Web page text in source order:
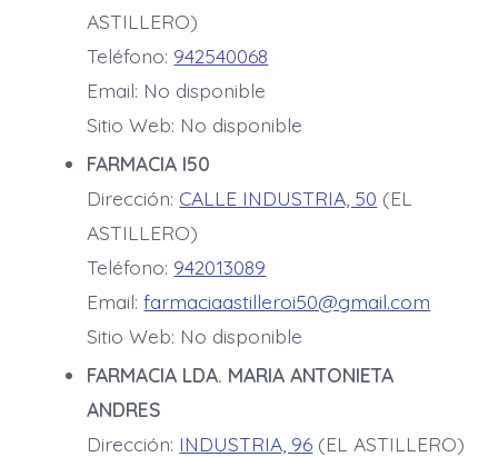
ASTILLERO)
Teléfono: 942540068
Email: No disponible
Sitio Web: No disponible
FARMACIA I50
Dirección: CALLE INDUSTRIA, 50 (EL
ASTILLERO)
Teléfono: 942013089
Email:farmaciaastilleroi50@gmail.com
Sitio Web: No disponible
FARMACIA LDA. MARIA ANTONIETA
ANDRES
Dirección: INDUSTRIA, 96 (EL ASTILLERO)